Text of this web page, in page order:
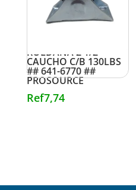
ROLDANA 2 1/2″
CAUCHO C/B 130LBS
## 641-6770 ##
PROSOURCE
Ref7,74